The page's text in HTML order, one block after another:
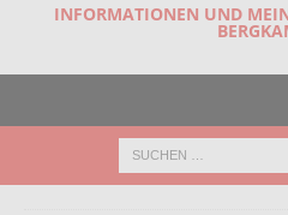
INFORMATIONEN UND